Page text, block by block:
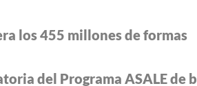
los 455 millones de formas
del Programa ASALE de